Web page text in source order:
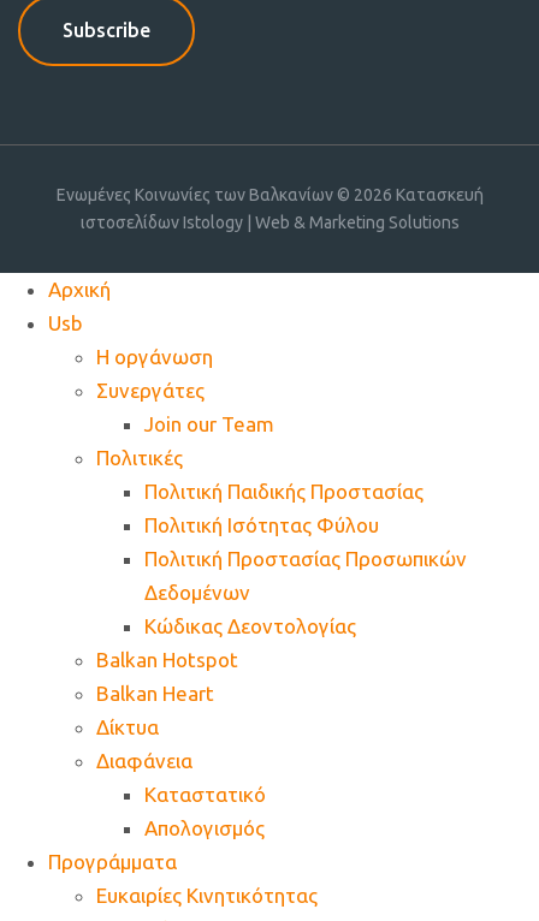
Ενωμένες Κοινωνίες των Βαλκανίων © 2026 Κατασκευή
ιστοσελίδων Istology | Web & Marketing Solutions
Αρχική
Usb
Η οργάνωση
Συνεργάτες
Join our Team
Πολιτικές
Πολιτική Παιδικής Προστασίας
Πολιτική Ισότητας Φύλου
Πολιτική Προστασίας Προσωπικών
Δεδομένων
Κώδικας Δεοντολογίας
Balkan Hotspot
Balkan Heart
Δίκτυα
Διαφάνεια
Καταστατικό
Απολογισμός
Προγράμματα
Ευκαιρίες Κινητικότητας